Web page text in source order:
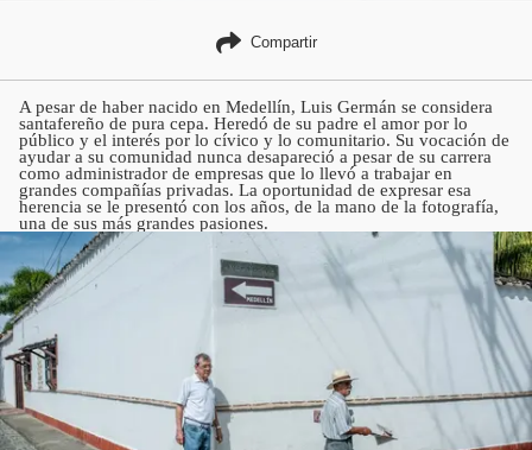
Compartir
A pesar de haber nacido en Medellín, Luis Germán se considera
santafereño de pura cepa. Heredó de su padre el amor por lo
público y el interés por lo cívico y lo comunitario. Su vocación de
ayudar a su comunidad nunca desapareció a pesar de su carrera
como administrador de empresas que lo llevó a trabajar en
grandes compañías privadas. La oportunidad de expresar esa
herencia se le presentó con los años, de la mano de la fotografía,
una de sus más grandes pasiones.